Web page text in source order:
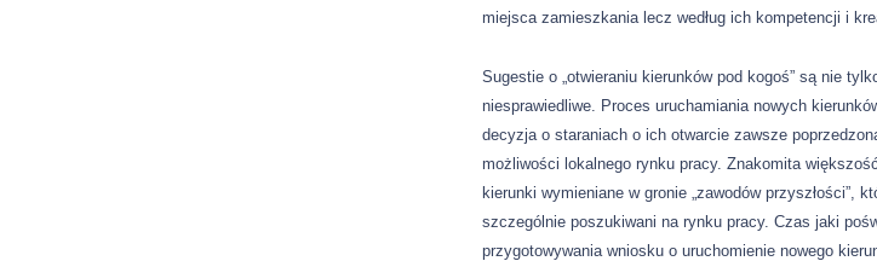
miejsca zamieszkania lecz według ich kompetencji i
Sugestie o „otwieraniu kierunków pod kogoś” są nie
niesprawiedliwe. Proces uruchamiania nowych
decyzja o staraniach o ich otwarcie zawsze
możliwości lokalnego rynku pracy. Znakomita
kierunki wymieniane w gronie „zawodów przyszłości”,
szczególnie poszukiwani na rynku pracy. Czas jaki
przygotowywania wniosku o uruchomienie nowego